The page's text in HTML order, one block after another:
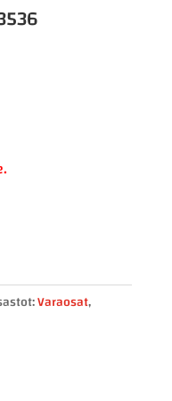
Varaosat,